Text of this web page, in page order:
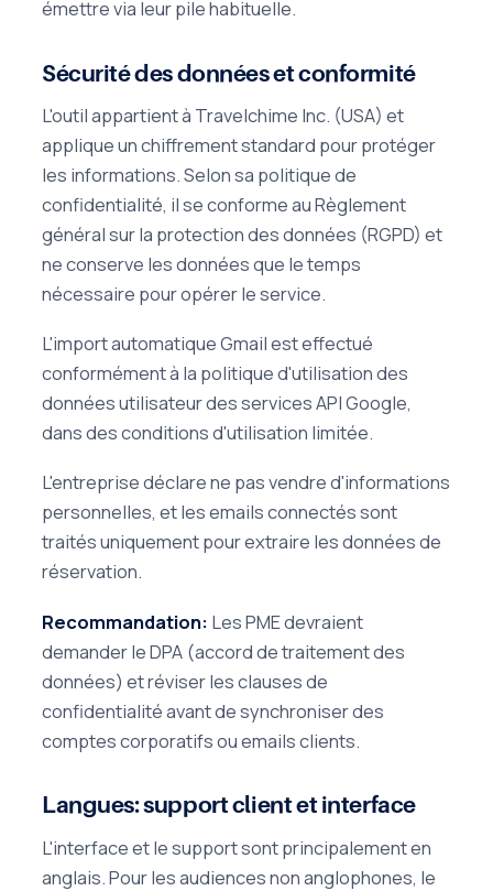
émettre via leur pile habituelle.
Sécurité des données et conformité
L'outil appartient à Travelchime Inc. (USA) et
applique un chiffrement standard pour protéger
les informations. Selon sa politique de
confidentialité, il se conforme au Règlement
général sur la protection des données (RGPD) et
ne conserve les données que le temps
nécessaire pour opérer le service.
L'import automatique Gmail est effectué
conformément à la politique d'utilisation des
données utilisateur des services API Google,
dans des conditions d'utilisation limitée.
L'entreprise déclare ne pas vendre d'informations
personnelles, et les emails connectés sont
traités uniquement pour extraire les données de
réservation.
Recommandation: Les PME devraient
demander le DPA (accord de traitement des
données) et réviser les clauses de
confidentialité avant de synchroniser des
comptes corporatifs ou emails clients.
Langues: support client et interface
L'interface et le support sont principalement en
anglais. Pour les audiences non anglophones, le